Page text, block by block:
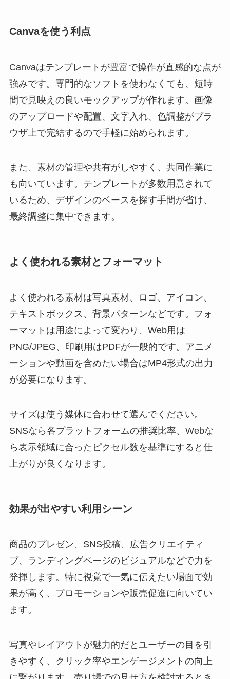
Canvaを使う利点
Canvaはテンプレートが豊富で操作が直感的な点が
強みです。専門的なソフトを使わなくても、短時
間で見映えの良いモックアップが作れます。画像
のアップロードや配置、文字入れ、色調整がブラ
ウザ上で完結するので手軽に始められます。
また、素材の管理や共有がしやすく、共同作業に
も向いています。テンプレートが多数用意されて
いるため、デザインのベースを探す手間が省け、
最終調整に集中できます。
よく使われる素材とフォーマット
よく使われる素材は写真素材、ロゴ、アイコン、
テキストボックス、背景パターンなどです。フォ
ーマットは用途によって変わり、Web用は
PNG/JPEG、印刷用はPDFが一般的です。アニメ
ーションや動画を含めたい場合はMP4形式の出力
が必要になります。
サイズは使う媒体に合わせて選んでください。
SNSなら各プラットフォームの推奨比率、Webな
ら表示領域に合ったピクセル数を基準にすると仕
上がりが良くなります。
効果が出やすい利用シーン
商品のプレゼン、SNS投稿、広告クリエイティ
ブ、ランディングページのビジュアルなどで力を
発揮します。特に視覚で一気に伝えたい場面で効
果が高く、プロモーションや販売促進に向いてい
ます。
写真やレイアウトが魅力的だとユーザーの目を引
きやすく、クリック率やエンゲージメントの向上